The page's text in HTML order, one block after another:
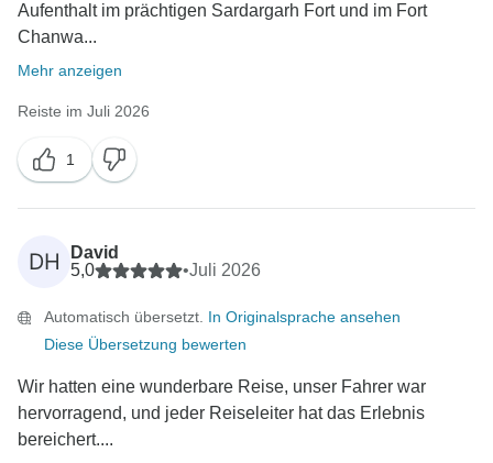
Aufenthalt im prächtigen Sardargarh Fort und im Fort
Chanwa...
Mehr anzeigen
Reiste im Juli 2026
1
DH
David
5,0
•Juli 2026
Automatisch übersetzt. In Originalsprache ansehen
Diese Übersetzung bewerten
Wir hatten eine wunderbare Reise, unser Fahrer war
hervorragend, und jeder Reiseleiter hat das Erlebnis
bereichert....